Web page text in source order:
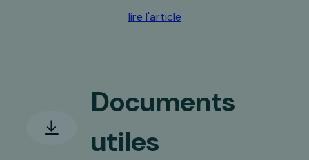
lire l'article
Documents
utiles